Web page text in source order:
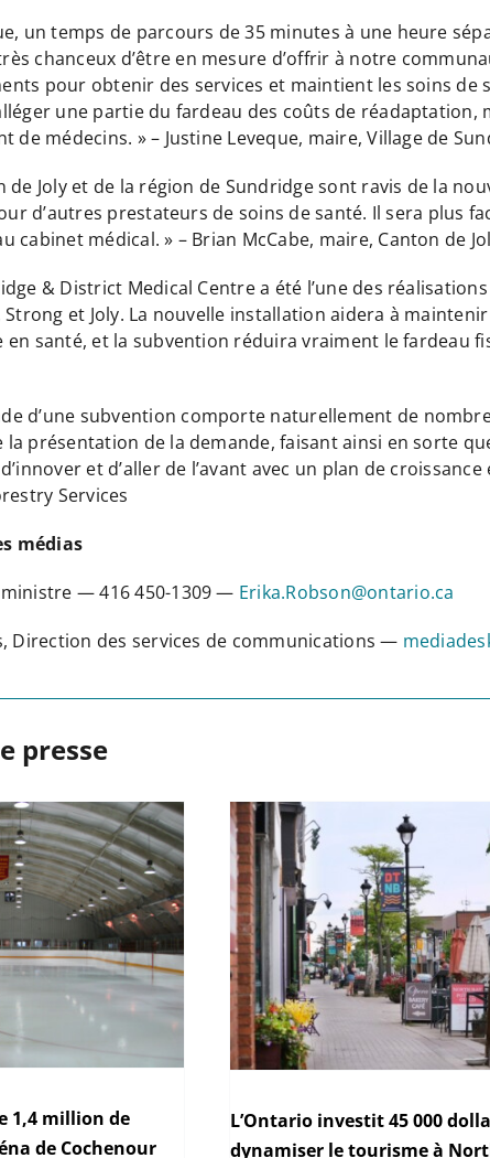
un temps de parcours de 35 minutes à une heure
chanceux d’être en mesure d’offrir à notre
pour obtenir des services et maintient les soins de
une partie du fardeau des coûts de
de médecins. » – Justine Leveque, maire, Village de
de Joly et de la région de Sundridge sont ravis de la
d’autres prestateurs de soins de santé. Il sera plus
cabinet médical. » – Brian McCabe, maire, Canton de
& District Medical Centre a été l’une des
Strong et Joly. La nouvelle installation aidera à
santé, et la subvention réduira vraiment le fardeau
d’une subvention comporte naturellement de
la présentation de la demande, faisant ainsi en sorte
et d’aller de l’avant avec un plan de
Services
médias
— 416 450-1309 — Erika.Robson@ontario.ca
Direction des services de communications —
presse
1,4 million de
de Cochenour
L’Ontario investit 45 000
dynamiser le tourisme à